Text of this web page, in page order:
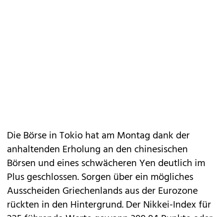
Die Börse in Tokio hat am Montag dank der
anhaltenden Erholung an den chinesischen
Börsen und eines schwächeren Yen deutlich im
Plus geschlossen. Sorgen über ein mögliches
Ausscheiden Griechenlands aus der Eurozone
rückten in den Hintergrund. Der Nikkei-Index für